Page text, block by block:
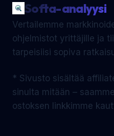
Softa-analyysi
Vertailemme
ohjelmistot yrittäjille ja
tarpeisiisi sopiva
* Sivusto sisältää
sinulta mitään –
ostoksen linkkimme